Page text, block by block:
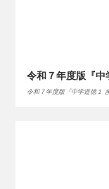
令和７年度版『中
令和７年度版『中学道徳１